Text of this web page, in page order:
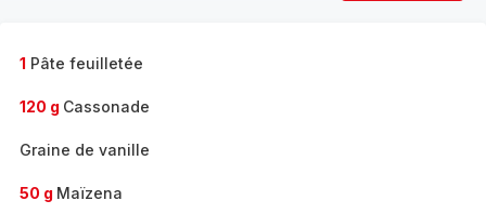
1 Pâte feuilletée
120 g Cassonade
Graine de vanille
50 g Maïzena